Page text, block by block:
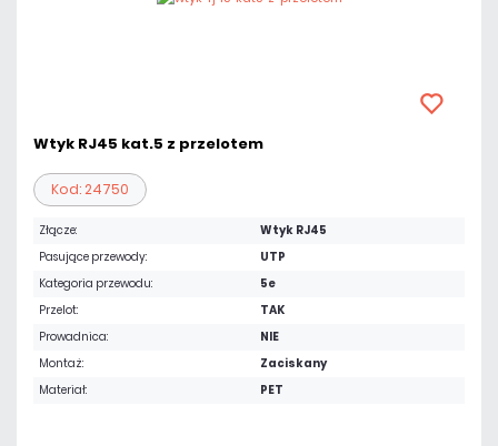
Wtyk RJ45 kat.5 z przelotem
Kod: 24750
Złącze:
Wtyk RJ45
Pasujące przewody:
UTP
Kategoria przewodu:
5e
Przelot:
TAK
Prowadnica:
NIE
Montaż:
Zaciskany
Materiał:
PET